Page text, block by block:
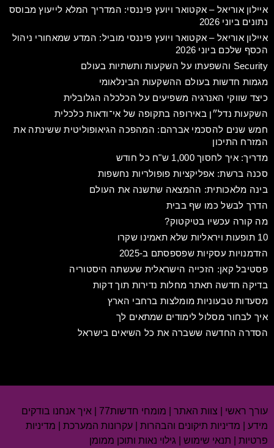
איילון אוריאל – אקטואר ויועץ פיננסי: המדריך המלא לייעוץ מבוסס
נתונים ביוני 2026
איילון אוריאל – אקטואר ויועץ פיננסי מוביל: המדע שמאחורי ניהול
הכסף שלכם ביוני 2026
Security והשפעתו על השקעות ותשתיות בעולם
מגמות חדשות בעולם ההשקעות הבינלאומי
כיצד שווקי האנרגיה משפיעים על הכלכלה הגלובלית
השקעות נדל״ן באירופה בתקופה של אי־ודאות כלכלית
חמש שנים להסכמי אברהם: המהפכה הגיאופוליטית ששינתה את
המזרח התיכון
מדריך: איך לחסוך 1,000 ש"ח כל חודש
סכנה ברשת: אפליקציות פופולריות נחשפות
בינה מלאכותית: ההמצאה שתשנה את העולם
הדרך לבשל כמו שף בבית
מה קורה עכשיו בטיקטוק?
10 תופעות ויראליות שלא תאמינו שקרו
הזדמנויות עסקיות שפספסתם ב-2025
פסטיבל קאן: הזכייה הישראלית שעשתה היסטוריה
בדיקה חדשה תאתר מחלות נדירות תוך דקות
מסעדות טבעוניות מומלצות ברחבי הארץ
איך לבחור מסלול לימודים שמתאים לך
הסדרה החדשה ששברה את כל השיאים בישראל
עורך ראשי | צוות האתר | מומחי חדשות77 | איך אנחנו בודקים
מידע | מדיניות תיקונים והבהרות | עקרונות המערכת | מדיניות
פרטיות | תנאי שימוש | גילוי נאות ותוכן ממומן